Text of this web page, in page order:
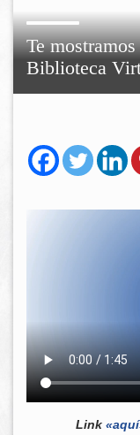
Te
Biblioteca
Link